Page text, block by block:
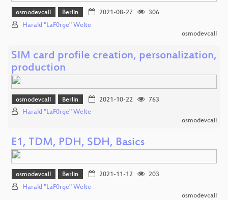
osmodevcall Berlin 2021-08-27
306
Harald "LaF0rge" Welte
osmodevcall
SIM card profile creation, personalization,
production
osmodevcall Berlin 2021-10-22
763
Harald "LaF0rge" Welte
osmodevcall
E1, TDM, PDH, SDH, Basics
osmodevcall Berlin 2021-11-12
203
Harald "LaF0rge" Welte
osmodevcall